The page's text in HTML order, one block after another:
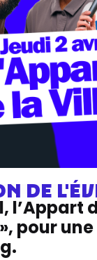
DE
l’Appart
pour